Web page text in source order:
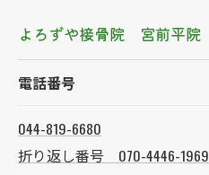
よろずや接骨院 宮前平院
電話番号
044-819-6680
折り返し番号 070-4446-1969